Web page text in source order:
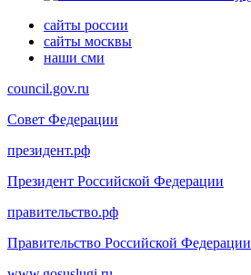
сайты россии
сайты москвы
наши сми
council.gov.ru
Совет Федерации
президент.рф
Президент Российской Федерации
правительство.рф
Правительство Российской Федерации